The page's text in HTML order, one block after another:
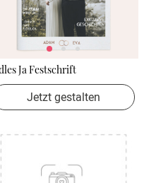
Ja Festschrift
Jetzt gestalten